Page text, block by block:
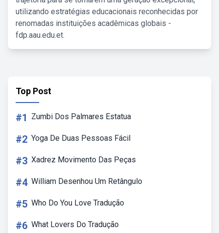
utilizando estratégias educacionais reconhecidas por
renomadas instituições acadêmicas globais -
fdp.aau.edu.et.
Top Post
#1 Zumbi Dos Palmares Estatua
#2 Yoga De Duas Pessoas Fácil
#3 Xadrez Movimento Das Peças
#4 William Desenhou Um Retângulo
#5 Who Do You Love Tradução
#6 What Lovers Do Tradução